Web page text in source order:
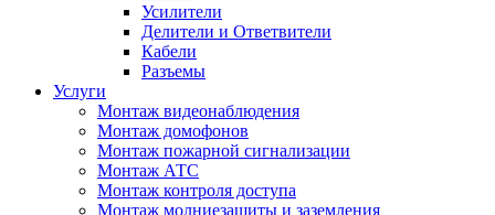
Усилители
Делители и Ответвители
Кабели
Разъемы
Услуги
Монтаж видеонаблюдения
Монтаж домофонов
Монтаж пожарной сигнализации
Монтаж АТС
Монтаж контроля доступа
Монтаж молниезащиты и заземления